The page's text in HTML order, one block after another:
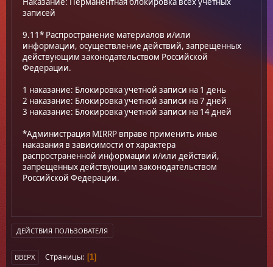
записей
9.11* Распространение материалов и/или
информации, осуществление действий, запрещенных
действующим законодательством Российской
Федерации.
1 наказание: Блокировка учетной записи на 1 день
2 наказание: Блокировка учетной записи на 7 дней
3 наказание: Блокировка учетной записи на 14 дней
*Администрация MIRRP вправе применить иные
наказания в зависимости от характера
распространенной информации и/или действий,
запрещенных действующим законодательством
Российской Федерации.
ДЕЙСТВИЯ ПОЛЬЗОВАТЕЛЯ
ВВЕРХ Страницы 1